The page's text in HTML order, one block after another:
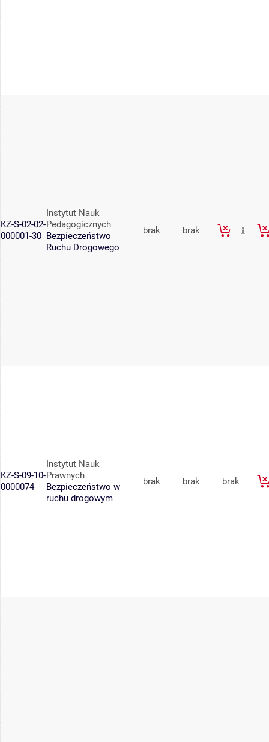
KZ-S-02-02-
000001-30
Instytut Nauk
Pedagogicznych
Bezpieczeństwo
Ruchu Drogowego
brak brak
KZ-S-09-10-
0000074
Instytut Nauk
Prawnych
Bezpieczeństwo w
ruchu drogowym
brak brak brak